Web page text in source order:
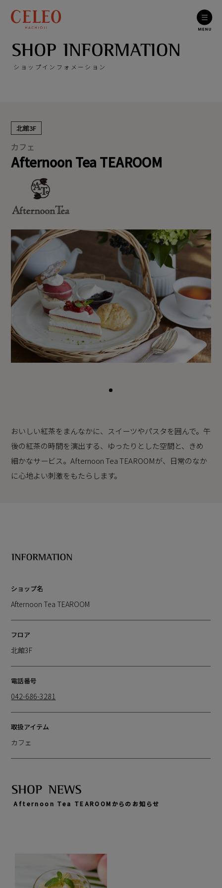
ショップインフォメーション
北館3F
カフェ
Afternoon Tea TEAROOM
おいしい紅茶をまんなかに、スイーツやパスタを囲んで。午
後の紅茶の時間を演出する、ゆったりとした空間と、きめ
細かなサービス。Afternoon Tea TEAROOMが、日常のなか
に心地よい刺激をもたらします。
ショップ名
Afternoon Tea TEAROOM
フロア
北館3F
電話番号
042-686-3281
取扱アイテム
カフェ
Afternoon Tea TEAROOMからのお知らせ